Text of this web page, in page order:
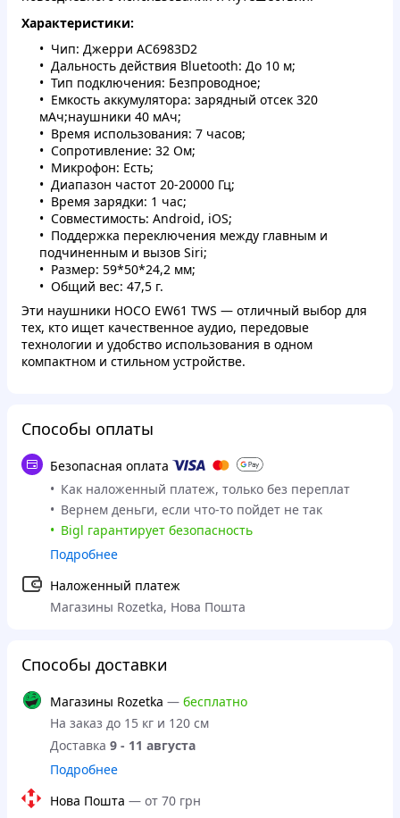
Характеристики:
Чип: Джерри AC6983D2
Дальность действия Bluetooth: До 10 м;
Тип подключения: Безпроводное;
Емкость аккумулятора: зарядный отсек 320
мАч;наушники 40 мАч;
Время использования: 7 часов;
Сопротивление: 32 Ом;
Микрофон: Есть;
Диапазон частот 20-20000 Гц;
Время зарядки: 1 час;
Совместимость: Android, iOS;
Поддержка переключения между главным и
подчиненным и вызов Siri;
Размер: 59*50*24,2 мм;
Общий вес: 47,5 г.
Эти наушники HOCO EW61 TWS — отличный выбор для
тех, кто ищет качественное аудио, передовые
технологии и удобство использования в одном
компактном и стильном устройстве.
Способы оплаты
Безопасная оплата
Как наложенный платеж, только без переплат
Вернем деньги, если что-то пойдет не так
Bigl гарантирует безопасность
Подробнее
Наложенный платеж
Магазины Rozetka, Нова Пошта
Способы доставки
Магазины Rozetka — бесплатно
На заказ до 15 кг и 120 см
Доставка 9 - 11 августа
Подробнее
Нова Пошта — от 70 грн